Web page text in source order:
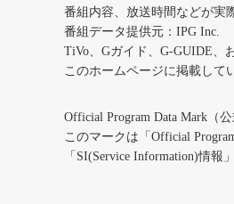
番組内容、放送時間などが実
番組データ提供元：IPG Inc.
TiVo、Gガイド、G-GUIDE、
このホームページに掲載して
Official Program Data Mark（
このマークは「Official
「SI(Service Information)情